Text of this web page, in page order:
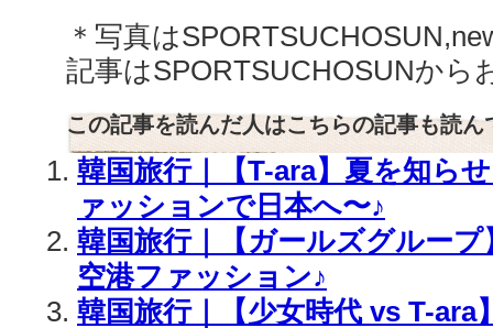
＊写真は
記事はSPORTSUCHOSUNから
この記事を読んだ人はこちらの記事も読ん
韓国旅行｜【T-ara】夏を知ら
ァッションで日本へ〜♪
韓国旅行｜【ガールズグルー
空港ファッション♪
韓国旅行｜【少女時代 vs T-ara